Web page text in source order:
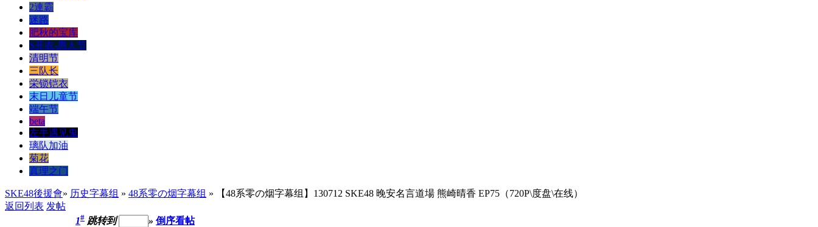
2連霸
迷路
肥秋的宝库
S开衣-愚人节
清明节
三队长
栄锁铠衣
末日儿童节
端午节
beta
左手遇见鬼
璃队加油
菊花
真理之门
SKE48後援會» 历史字幕组 » 48系零の烟字幕组 » 【48系零の烟字幕组】130712 SKE48 晚安名言道場 熊崎晴香 EP75（720P\度盘\在线）
返回列表 发帖
1# 跳转到 » 倒序看帖